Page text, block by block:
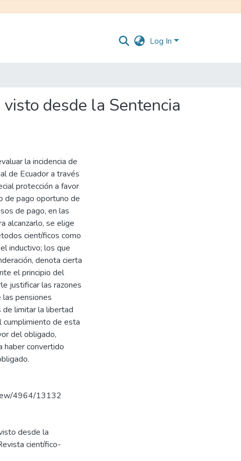
Log In
desde la Sentencia
la incidencia de
de Ecuador a través
protección a favor
de pago oportuno de
de pago, en las
alcanzarlo, se elige
científicos como
inductivo; los que
denota cierta
el principio del
justificar las razones
pensiones
de limitar la libertad
de esta
del obligado,
haber convertido
4964/13132
desde la
científico-